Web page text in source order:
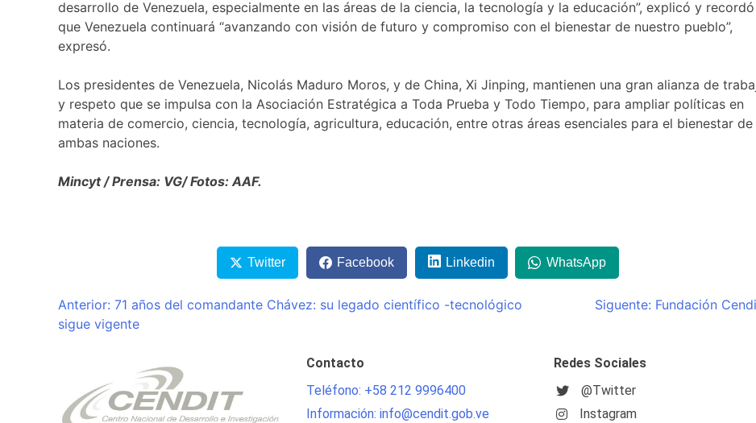
desarrollo de Venezuela, especialmente en las áreas de la ciencia, la tecnología y la educación”, explicó y recordó
que Venezuela continuará “avanzando con visión de futuro y compromiso con el bienestar de nuestro pueblo”,
expresó.
Los presidentes de Venezuela, Nicolás Maduro Moros, y de China, Xi Jinping, mantienen una gran alianza de
y respeto que se impulsa con la Asociación Estratégica a Toda Prueba y Todo Tiempo, para ampliar políticas en
materia de comercio, ciencia, tecnología, agricultura, educación, entre otras áreas esenciales para el bienestar de
ambas naciones.
Mincyt / Prensa: VG/ Fotos: AAF.
Twitter Facebook Linkedin WhatsApp
Navegación
de
entradas
Anterior: 71 años del comandante Chávez: su legado científico -tecnológico
sigue vigente
Siguente: Fundación
Contacto
Teléfono: +58 212 9996400
Información: info@cendit.gob.ve
Redes Sociales
@Twitter
Instagram